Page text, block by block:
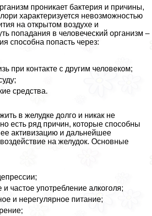
проникает бактерия и причины,
хаpaктеризуется невозможностью
на открытом воздухе и
попадания в человеческий организм –
способна попасть через:
при контакте с другим человеком;
средства.
в желудке долго и никак не
есть ряд причин, которые способны
активизацию и дальнейшее
на желудок. Основные
и частое употрeбление алкоголя;
и нерегулярное питание;